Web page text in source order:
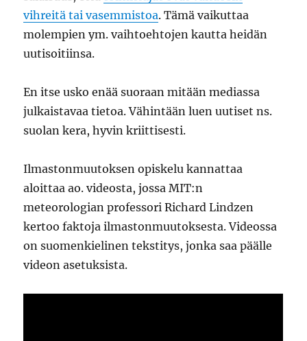
vihreitä tai vasemmistoa. Tämä vaikuttaa
molempien ym. vaihtoehtojen kautta heidän
uutisoitiinsa.
En itse usko enää suoraan mitään mediassa
julkaistavaa tietoa. Vähintään luen uutiset ns.
suolan kera, hyvin kriittisesti.
Ilmastonmuutoksen opiskelu kannattaa
aloittaa ao. videosta, jossa MIT:n
meteorologian professori Richard Lindzen
kertoo faktoja ilmastonmuutoksesta. Videossa
on suomenkielinen tekstitys, jonka saa päälle
videon asetuksista.